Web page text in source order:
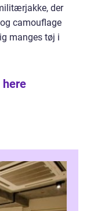
der
camouflage
manges tøj i
here